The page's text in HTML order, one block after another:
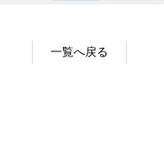
一覧へ戻る